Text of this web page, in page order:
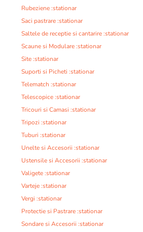
Rubeziene :stationar
Saci pastrare :stationar
Saltele de receptie si cantarire :stationar
Scaune si Modulare :stationar
Site :stationar
Suporti si Picheti :stationar
Telematch :stationar
Telescopice :stationar
Tricouri si Camasi :stationar
Tripozi :stationar
Tuburi :stationar
Unelte si Accesorii :stationar
Ustensile si Accesorii :stationar
Valigete :stationar
Varteje :stationar
Vergi :stationar
Protectie si Pastrare :stationar
Sondare si Accesorii :stationar